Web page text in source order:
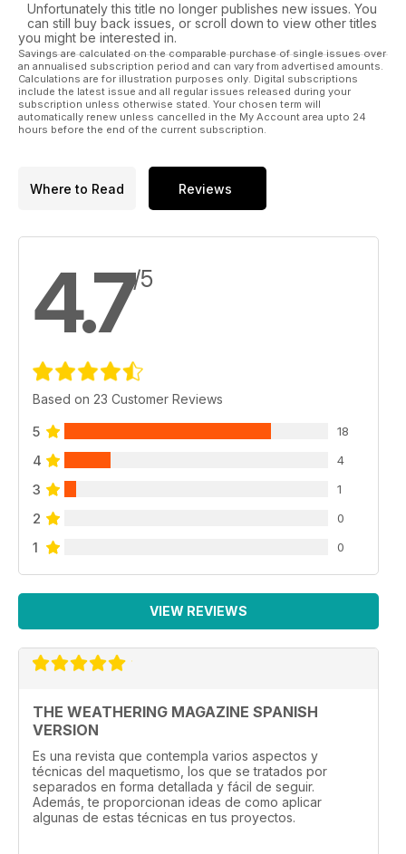
Unfortunately this title no longer publishes new issues. You
can still buy back issues, or scroll down to view other titles
you might be interested in.
Savings are calculated on the comparable purchase of single issues over
an annualised subscription period and can vary from advertised amounts.
Calculations are for illustration purposes only. Digital subscriptions
include the latest issue and all regular issues released during your
subscription unless otherwise stated. Your chosen term will
automatically renew unless cancelled in the My Account area upto 24
hours before the end of the current subscription.
Where to Read Reviews
4.7/5
Based on 23 Customer Reviews
5 18
4 4
3 1
2 0
1 0
VIEW REVIEWS
THE WEATHERING MAGAZINE SPANISH
VERSION
Es una revista que contempla varios aspectos y
técnicas del maquetismo, los que se tratados por
separados en forma detallada y fácil de seguir.
Además, te proporcionan ideas de como aplicar
algunas de estas técnicas en tus proyectos.